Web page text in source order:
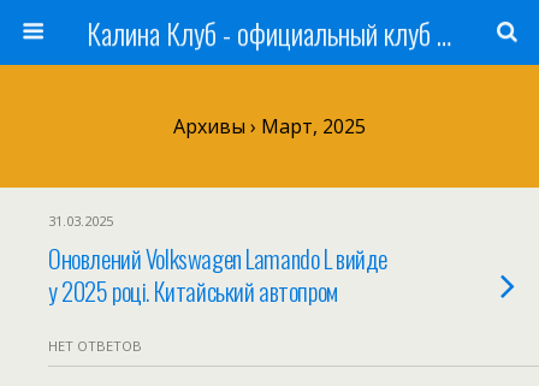
Калина Клуб - официальный клуб ЛАДА
Архивы › Март, 2025
31.03.2025
Оновлений Volkswagen Lamando L вийде
у 2025 році. Китайський автопром
НЕТ ОТВЕТОВ